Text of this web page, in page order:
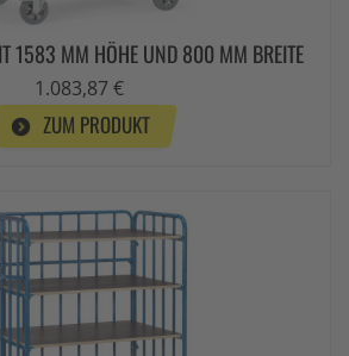
1583 MM HÖHE UND 800 MM BREITE
1.083,87 €
ZUM PRODUKT